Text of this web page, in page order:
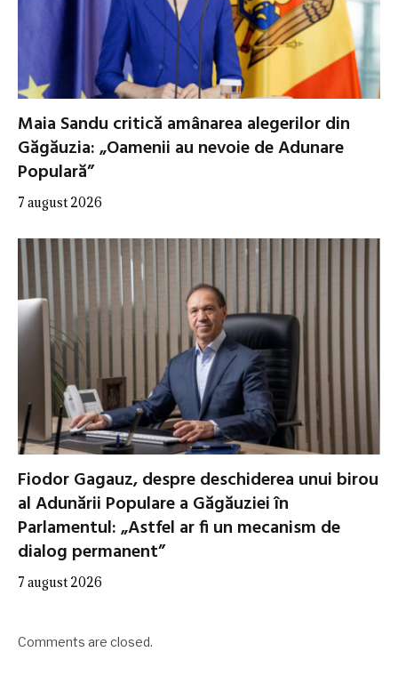
Maia Sandu critică amânarea alegerilor din
Găgăuzia: „Oamenii au nevoie de Adunare
Populară”
7 august 2026
Fiodor Gagauz, despre deschiderea unui birou
al Adunării Populare a Găgăuziei în
Parlamentul: „Astfel ar fi un mecanism de
dialog permanent”
7 august 2026
Comments are closed.